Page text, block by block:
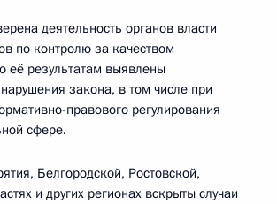
деятельность органов власти
по контролю за качеством
её результатам выявлены
закона, в том числе при
правового регулирования
сфере.
Белгородской, Ростовской,
и других регионах вскрыты случаи